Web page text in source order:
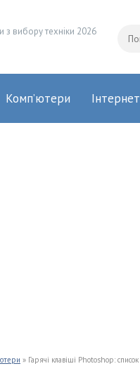
з вибору техніки 2026
Комп’ютери Інтернет
» Гарячі клавіші Photoshop: список